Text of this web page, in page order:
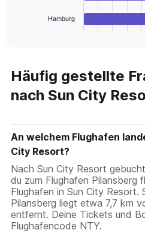
Range:
4
categories.
1
Y
axis
displaying
values.
Range:
0
to
1200.
Hamburg
Häufig gestellte
nach Sun City
An welchem Flughafen
City Resort?
Nach Sun City Resort
du zum Flughafen Pilansberg
Flughafen in Sun City Resort.
Pilansberg liegt etwa 7,7 km
entfernt. Deine Tickets und
Flughafencode NTY.